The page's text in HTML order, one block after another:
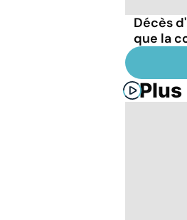
Décès
que la